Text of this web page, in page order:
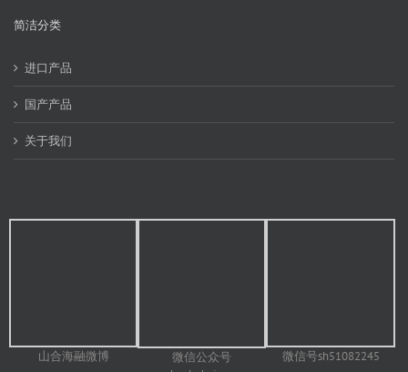
简洁分类
进口产品
国产产品
关于我们
山合海融微博
微信公众号
微信号sh51082245